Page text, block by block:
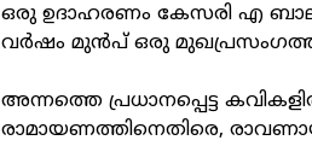
ഒരു ഉദാഹരണം കേസരി എ
വർഷം മുൻപ് ഒരു
അന്നത്തെ പ്രധാനപ്പെട്ട
രാമായണത്തിനെതിരെ,